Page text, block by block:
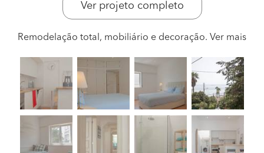
Ver projeto completo
Remodelação total, mobiliário e decoração. Ver mais